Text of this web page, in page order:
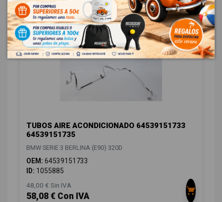
CLIMATIZACIÓN 8
TUBOS AIRE ACONDICIONADO 64539151733
64539151735
BMW SERIE 3 BERLINA (E90) 320D
OEM: 64539151733
ID: 1055885
48,00 € Sin IVA
58,08 € Con IVA